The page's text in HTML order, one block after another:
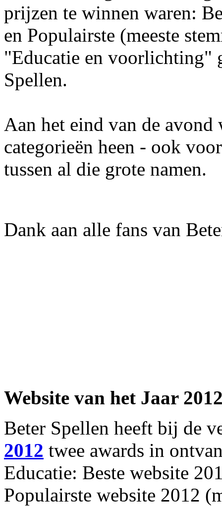
prijzen te winnen waren:
en Populairste (meeste
"Educatie en voorlichting"
Spellen.
Aan het eind van de
categorieën heen - ook
tussen al die grote namen.
Dank aan alle fans van
Website van het Jaar
Beter Spellen heeft bij de
2012 twee awards in
Educatie: Beste website
Populairste website 2012